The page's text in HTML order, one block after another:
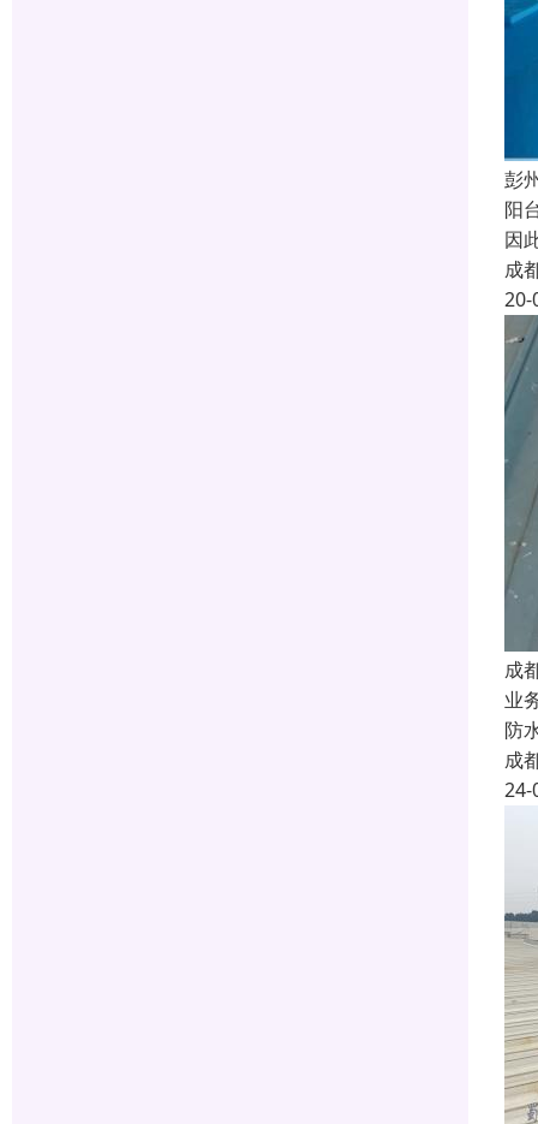
彭
阳
因
成
20-
成
业
防
成
24-